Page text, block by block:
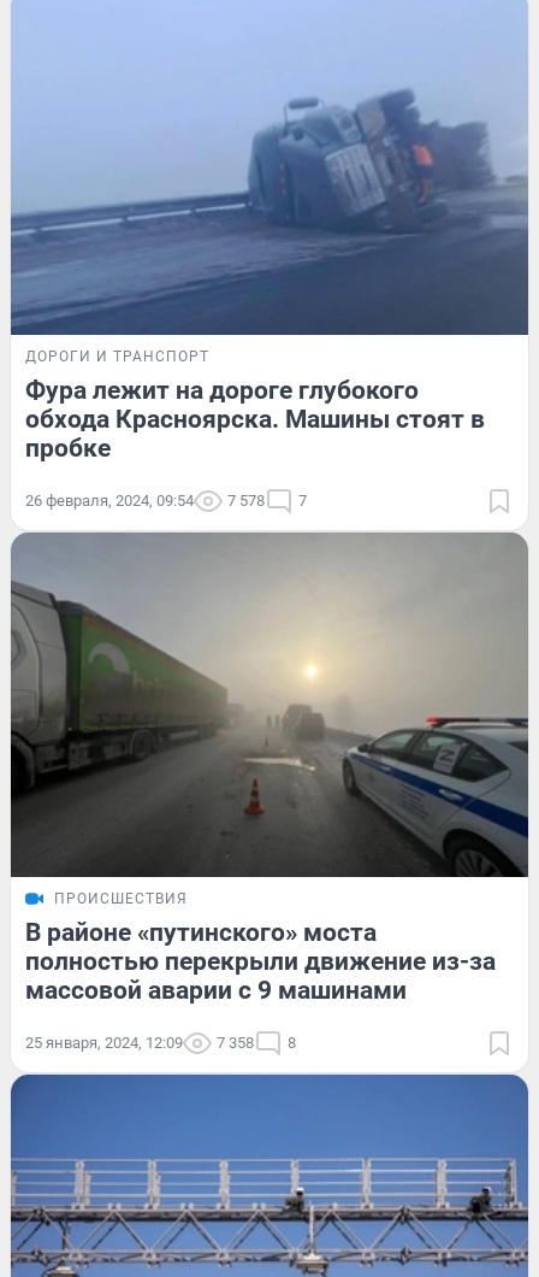
ДОРОГИ И ТРАНСПОРТ
Фура лежит на дороге глубокого
обхода Красноярска. Машины стоят в
пробке
26 февраля, 2024, 09:54 7 578 7
ПРОИСШЕСТВИЯ
В районе «путинского» моста
полностью перекрыли движение из-за
массовой аварии с 9 машинами
25 января, 2024, 12:09 7 358 8